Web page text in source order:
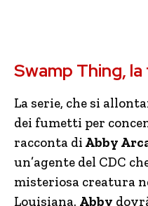
Swamp Thing,
La serie, che si
dei fumetti per
racconta di Abby
un’agente del CDC
misteriosa creatura
Louisiana. Abby